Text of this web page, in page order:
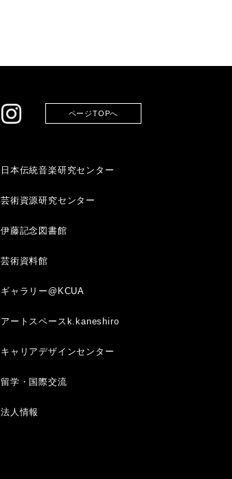
ページTOPへ
日本伝統音楽研究センター
芸術資源研究センター
伊藤記念図書館
芸術資料館
ギャラリー@KCUA
アートスペースk.kaneshiro
キャリアデザインセンター
留学・国際交流
法人情報